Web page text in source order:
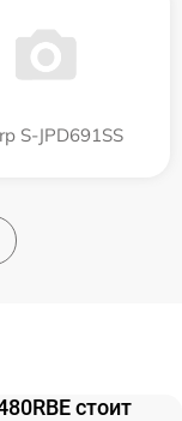
S-JPD691SS
стоит